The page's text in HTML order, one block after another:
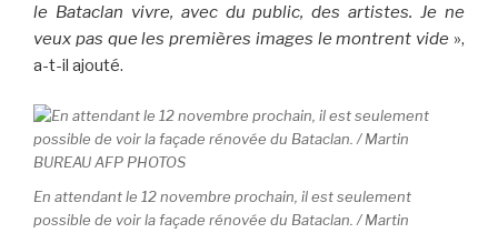
le Bataclan vivre, avec du public, des artistes. Je ne
veux pas que les premières images le montrent vide »,
a-t-il ajouté.
En attendant le 12 novembre prochain, il est seulement
possible de voir la façade rénovée du Bataclan. / Martin